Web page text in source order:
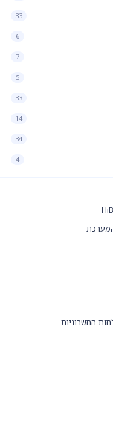
33
6
7
5
33
14
34
4
החשבוניות